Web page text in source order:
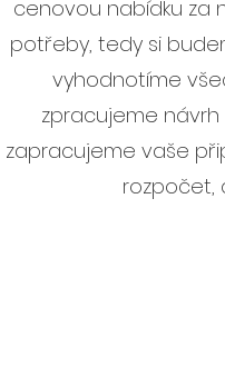
cenovou nabídku za
potřeby, tedy si
vyhodnotíme
zpracujeme návrh
zapracujeme vaše
rozpočet,